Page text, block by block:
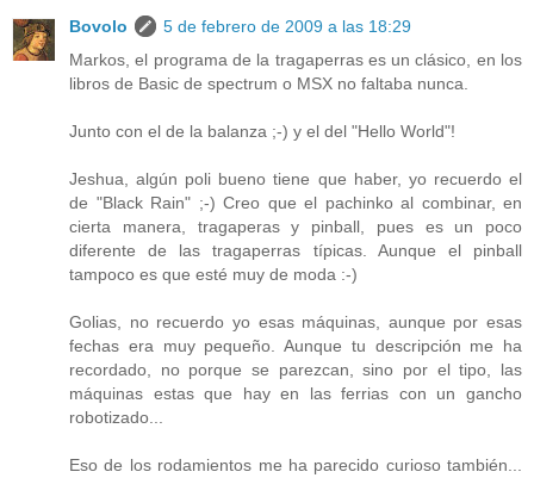
Bovolo
5 de febrero de 2009 a las 18:29
Markos, el programa de la tragaperras es un clásico, en los
libros de Basic de spectrum o MSX no faltaba nunca.
Junto con el de la balanza ;-) y el del "Hello World"!
Jeshua, algún poli bueno tiene que haber, yo recuerdo el
de "Black Rain" ;-) Creo que el pachinko al combinar, en
cierta manera, tragaperas y pinball, pues es un poco
diferente de las tragaperras típicas. Aunque el pinball
tampoco es que esté muy de moda :-)
Golias, no recuerdo yo esas máquinas, aunque por esas
fechas era muy pequeño. Aunque tu descripción me ha
recordado, no porque se parezcan, sino por el tipo, las
máquinas estas que hay en las ferrias con un gancho
robotizado...
Eso de los rodamientos me ha parecido curioso también...